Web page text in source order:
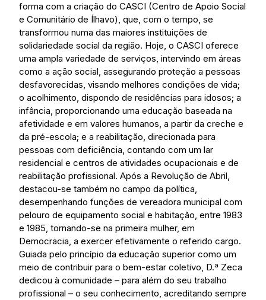
forma com a criação do CASCI (Centro de Apoio Social
e Comunitário de Ílhavo), que, com o tempo, se
transformou numa das maiores instituições de
solidariedade social da região. Hoje, o CASCI oferece
uma ampla variedade de serviços, intervindo em áreas
como a ação social, assegurando proteção a pessoas
desfavorecidas, visando melhores condições de vida;
o acolhimento, dispondo de residências para idosos; a
infância, proporcionando uma educação baseada na
afetividade e em valores humanos, a partir da creche e
da pré-escola; e a reabilitação, direcionada para
pessoas com deficiência, contando com um lar
residencial e centros de atividades ocupacionais e de
reabilitação profissional. Após a Revolução de Abril,
destacou-se também no campo da política,
desempenhando funções de vereadora municipal com
pelouro de equipamento social e habitação, entre 1983
e 1985, tornando-se na primeira mulher, em
Democracia, a exercer efetivamente o referido cargo.
Guiada pelo princípio da educação superior como um
meio de contribuir para o bem-estar coletivo, D.ª Zeca
dedicou à comunidade – para além do seu trabalho
profissional – o seu conhecimento, acreditando sempre